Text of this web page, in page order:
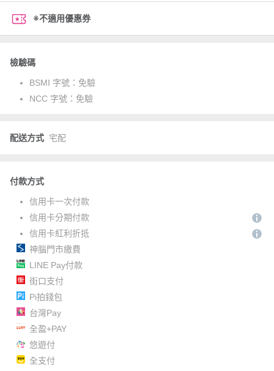
※不適用優惠券
檢驗碼
BSMI 字號： 免驗
NCC 字號： 免驗
配送方式 宅配
付款方式
信用卡一次付款
信用卡分期付款
信用卡紅利折抵
神腦門市繳費
LINE Pay付款
街口支付
Pi拍錢包
台灣Pay
全盈+PAY
悠遊付
全支付